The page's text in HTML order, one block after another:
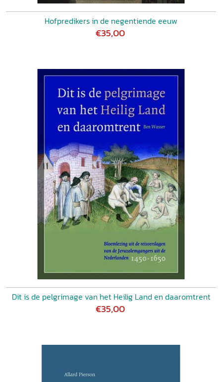
Hofpredikers in de negentiende eeuw
€35,00
Dit is de pelgrimage van het Heilig Land en daaromtrent
€35,00